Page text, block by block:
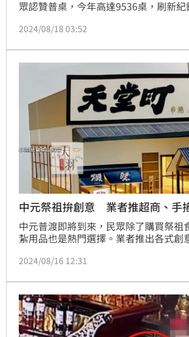
眾認贊普桌，今年高達9536桌，刷新
面，非常壯觀。
2024/08/18 03:52
中元祭祖拚創意 業者推超商、手
中元普渡即將到來，民眾除了購買祭祖
紮用品也是熱門選擇。業者推出各式創
依照客戶需求進行客製化。
2024/08/16 12:31